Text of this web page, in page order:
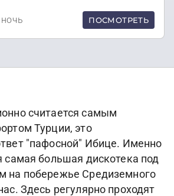
ПОСМОТРЕТЬ
считается самым
Турции, это
"пафосной" Ибице. Именно
самая большая дискотека под
на побережье Средиземного
Здесь регулярно проходят